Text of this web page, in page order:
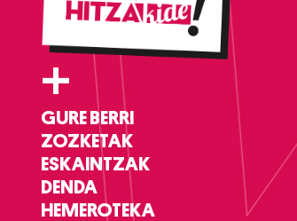
+
GURE BERRI
ZOZKETAK
ESKAINTZAK
DENDA
HEMEROTEKA